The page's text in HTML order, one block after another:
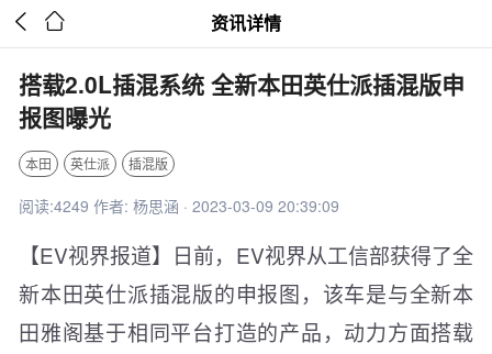
  资讯详情
搭载2.0L插混系统 全新本田英仕派插混版申
报图曝光
本田 英仕派 插混版
阅读:4249 作者: 杨思涵 · 2023-03-09 20:39:09
【EV视界报道】日前，EV视界从工信部获得了全
新本田英仕派插混版的申报图，该车是与全新本
田雅阁基于相同平台打造的产品，动力方面搭载